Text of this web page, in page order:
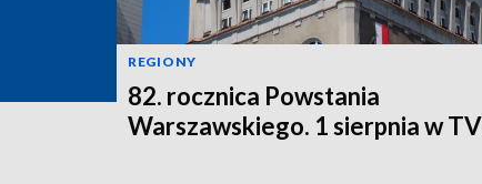
REGIONY
82. rocznica Powstania
Warszawskiego. 1 sierpnia w